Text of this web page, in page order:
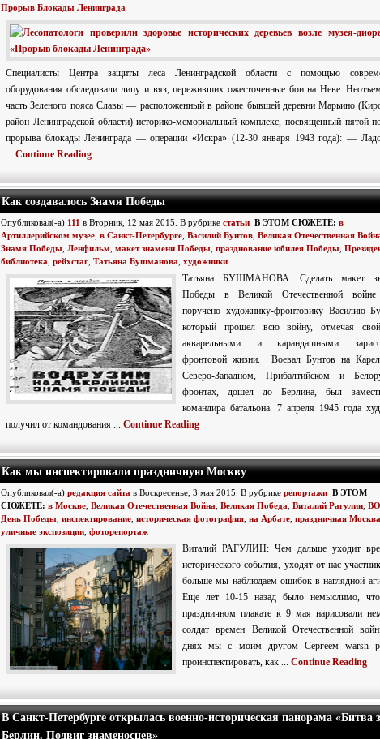
Прорыв Блокады Ленинграда
Специалисты Центра защиты леса Ленинградской области с помощью
оборудования обследовали липу и вяз, переживших ожесточенные бои на Неве.
часть Зеленого пояса Славы — расположенный в районе бывшей деревни Марьино
район Ленинградской области) историко-мемориальный комплекс, посвященный пятой
прорыва блокады Ленинграда — операции «Искра» (12-30 января 1943 года): —
... Continue Reading
Как создавалось Знамя Победы
Опубликовал(-а) 111 в Вторник, 12 мая 2015. В рубрике статьи В ЭТОМ СЮЖЕТЕ: в
Артиллерийском музее в Санкт-Петербурге Василий Бунтов Великая Отечественная
Знамя Победы Ленфильм макет знамени Победы празднование юбилея Победы
библиотека рейхстаг Татьяна Бушманова художники
Татьяна БУШМАНОВА: Сделать макет
Победы в Великой Отечественной
поручено художнику-фронтовику Василию
который прошел всю войну, отмечая
акварельными и карандашными
фронтовой жизни. Воевал Бунтов на
Северо-Западном, Прибалтийском и
фронтах, дошел до Берлина, был
командира батальона. 7 апреля 1945 года
получил от командования ... Continue Reading
Как мы инспектировали праздничную Москву
Опубликовал(-а) редакция сайта в Воскресенье, 3 мая 2015. В рубрике репортажи В ЭТОМ
СЮЖЕТЕ: в Москве Великая Отечественная Война Великая Победа Виталий Рагулин
День Победы инспектирование историческая фотография на Арбате праздничная Москва
уличные экспозиции фоторепортаж
Виталий РАГУЛИН: Чем дальше уходит
исторического события, уходят от нас
больше мы наблюдаем ошибок в наглядной
Еще лет 10-15 назад было немыслимо,
праздничном плакате к 9 мая нарисовали
солдат времен Великой Отечественной
днях мы с моим другом Сергеем warsh
проинспектировать, как ... Continue Reading
В Санкт-Петербурге открылась военно-историческая панорама «Битва
Берлин. Подвиг знаменосцев»